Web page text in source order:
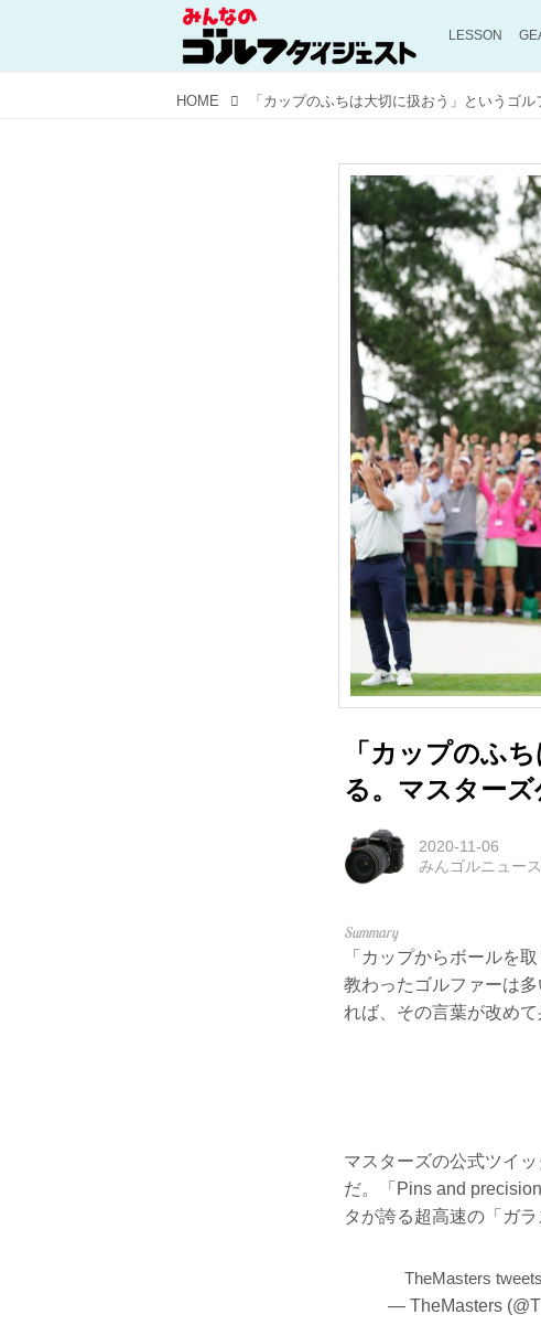
LESSON
HOME
「カップのふ
る。マスター
2020-11-06
みんゴルニュー
「カップからボールを
教わったゴルファーは
れば、その言葉が改め
マスターズの公式ツイ
だ。「Pins and
タが誇る超高速の「ガ
TheMasters tweets
— TheMasters